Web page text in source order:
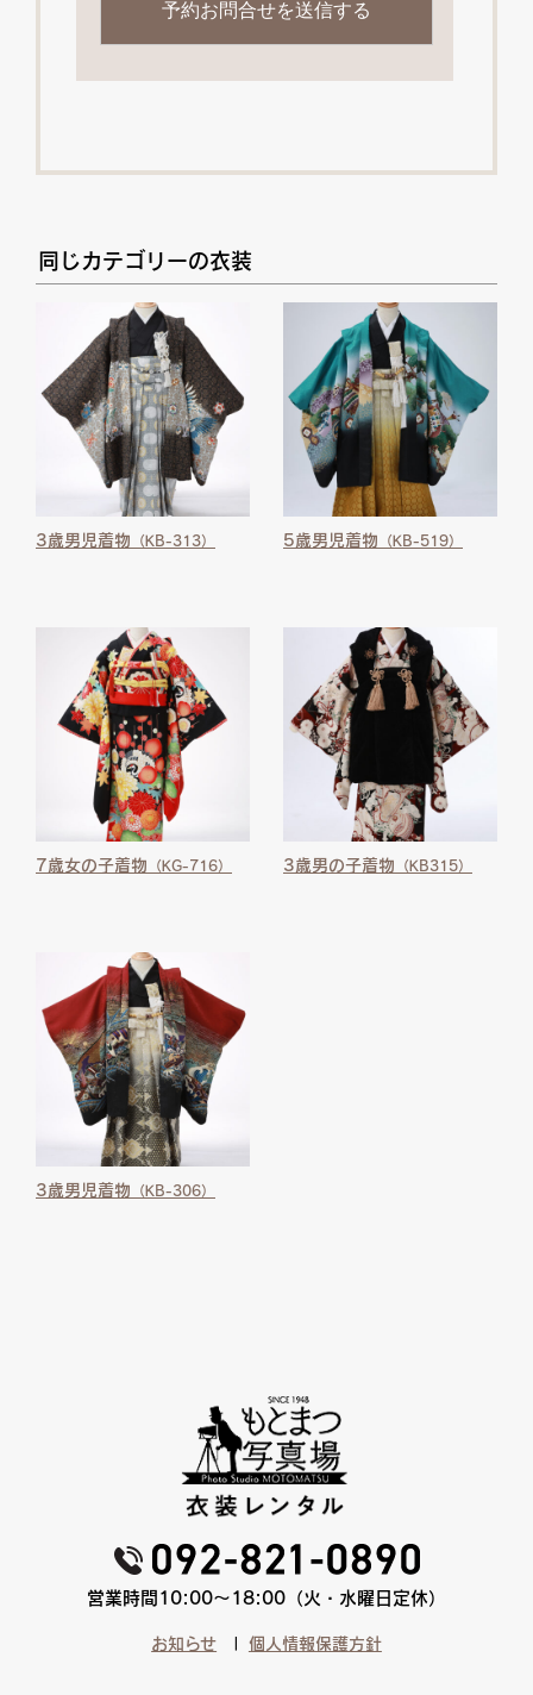
同じカテゴリーの衣装
3歳男児着物 （KB-313） 5歳男児着物 （KB-519）
7歳女の子着物 （KG-716） 3歳男の子着物 （KB315）
3歳男児着物 （KB-306）
営業時間10:00〜18:00（火・水曜日定休）
お知らせ 個人情報保護方針